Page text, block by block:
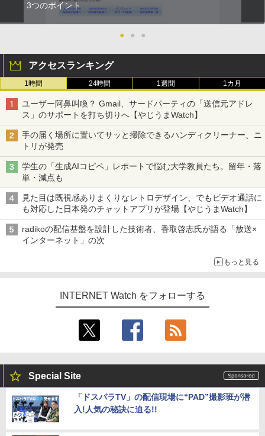
3つのポイント
● ● ●
アクセスランキング
1時間 24時間 1週間 1カ月
ユーザー阿鼻叫喚？ Gmail、サードパーティの「送信元アドレ
ス」のサポートを打ち切りへ【やじうまWatch】
手の届く場所に置いてサッと掃除できるハンディクリーナー、ニ
トリが発売
学生の「生成AIコピペ」レポートで悩む大学教員たち。留年・落
単・減点も
見た目は既視感ありまくりなレトロデザイン、でもビデオ通話に
も対応した日本発のチャットアプリが登場【やじうまWatch】
radikoの配信基盤を設計した技術者、香取啓志氏が語る「放送×
インターネット」の次
もっと見る
INTERNET Watch をフォローする
Special Site
「ドスパラTV」の配信現場に“PAD”撮影班が潜
入!人気の秘訣に迫る!!